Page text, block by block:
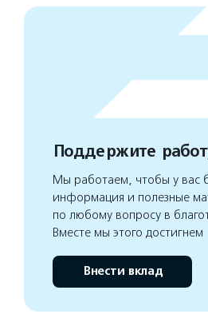
Поддержите
Мы работаем, чтобы у вас
информация и полезные
по любому вопросу в
Вместе мы этого достигнем
Внести вклад